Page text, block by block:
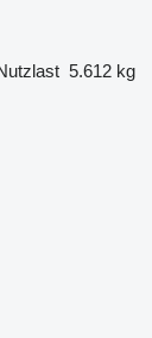
5.612 kg